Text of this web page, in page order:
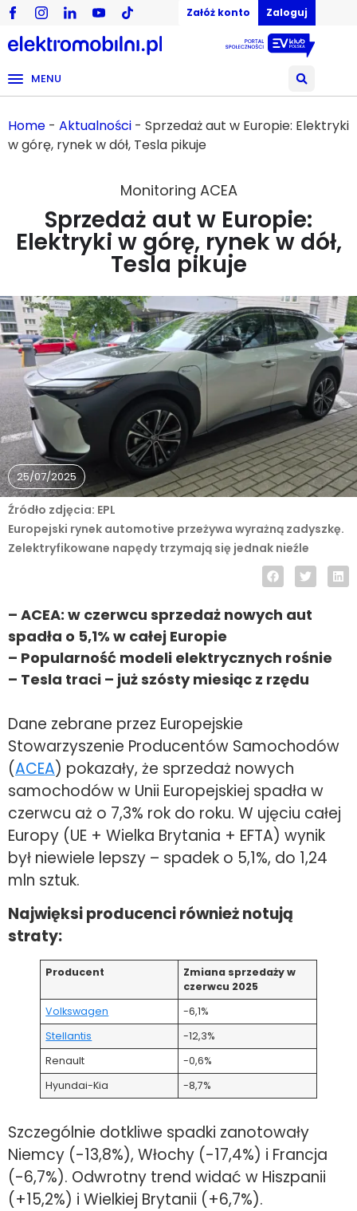
Załóż konto Zaloguj
MENU
Home - Aktualności - Sprzedaż aut w Europie: Elektryki
w górę, rynek w dół, Tesla pikuje
Monitoring ACEA
Sprzedaż aut w Europie:
Elektryki w górę, rynek w dół,
Tesla pikuje
25/07/2025
Europejski rynek automotive przeżywa wyrażną zadyszkę.
Zelektryfikowane napędy trzymają się jednak nieźle
Źródło zdjęcia: EPL
– ACEA: w czerwcu sprzedaż nowych aut
spadła o 5,1% w całej Europie
– Popularność modeli elektrycznych rośnie
– Tesla traci – już szósty miesiąc z rzędu
Dane zebrane przez Europejskie
Stowarzyszenie Producentów Samochodów
(ACEA) pokazały, że sprzedaż nowych
samochodów w Unii Europejskiej spadła w
czerwcu aż o 7,3% rok do roku. W ujęciu całej
Europy (UE + Wielka Brytania + EFTA) wynik
był niewiele lepszy – spadek o 5,1%, do 1,24
mln sztuk.
Najwięksi producenci również notują
straty:
Producent
Zmiana sprzedaży w
czerwcu 2025
Volkswagen
-6,1%
Stellantis
-12,3%
Renault
-0,6%
Hyundai-Kia
-8,7%
Szczególnie dotkliwe spadki zanotowały
Niemcy (-13,8%), Włochy (-17,4%) i Francja
(-6,7%). Odwrotny trend widać w Hiszpanii
(+15,2%) i Wielkiej Brytanii (+6,7%).